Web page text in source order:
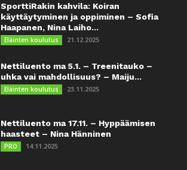
SporttiRakin kahvila: Koiran
käyttäytyminen ja oppiminen – Sofia
Haapanen, Nina Laiho...
Eläinten koulutus 21.12.2025
Nettiluento ma 5.1. – Treenitauko –
uhka vai mahdollisuus? – Maiju...
Eläinten koulutus 23.11.2025
Nettiluento ma 17.11. – Hyppäämisen
haasteet – Nina Hänninen
PRO 14.11.2025